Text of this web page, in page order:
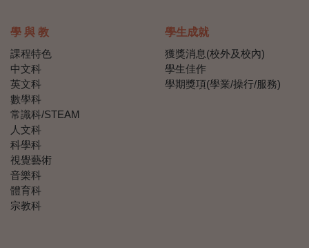
學 與 教
課程特色
中文科
英文科
數學科
常識科/STEAM
人文科
科學科
視覺藝術
音樂科
體育科
宗教科
學生成就
獲獎消息(校外及校內)
學生佳作
學期獎項(學業/操行/服務)